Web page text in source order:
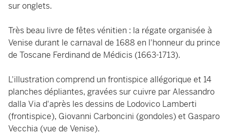
sur onglets.
Très beau livre de fêtes vénitien : la régate organisée à
Venise durant le carnaval de 1688 en l'honneur du prince
de Toscane Ferdinand de Médicis (1663-1713).
L'illustration comprend un frontispice allégorique et 14
planches dépliantes, gravées sur cuivre par Alessandro
dalla Via d'après les dessins de Lodovico Lamberti
(frontispice), Giovanni Carboncini (gondoles) et Gasparo
Vecchia (vue de Venise).